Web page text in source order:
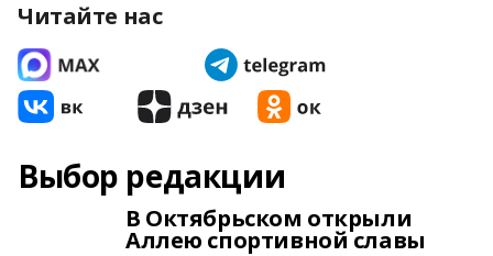
Читайте нас
Выбор редакции
В Октябрьском открыли
Аллею спортивной славы